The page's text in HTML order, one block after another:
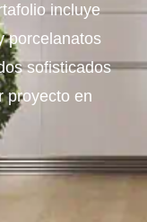
incluye
porcelanatos
sofisticados
proyecto en